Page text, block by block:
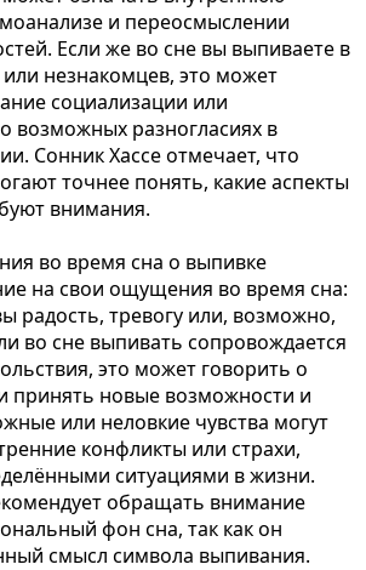
и переосмыслении
Если же во сне вы выпиваете в
незнакомцев, это может
социализации или
возможных разногласиях в
Сонник Хассе отмечает, что
точнее понять, какие аспекты
внимания.
во время сна о выпивке
на свои ощущения во время сна:
радость, тревогу или, возможно,
во сне выпивать сопровождается
это может говорить о
принять новые возможности и
или неловкие чувства могут
конфликты или страхи,
ситуациями в жизни.
обращать внимание
фон сна, так как он
смысл символа выпивания.